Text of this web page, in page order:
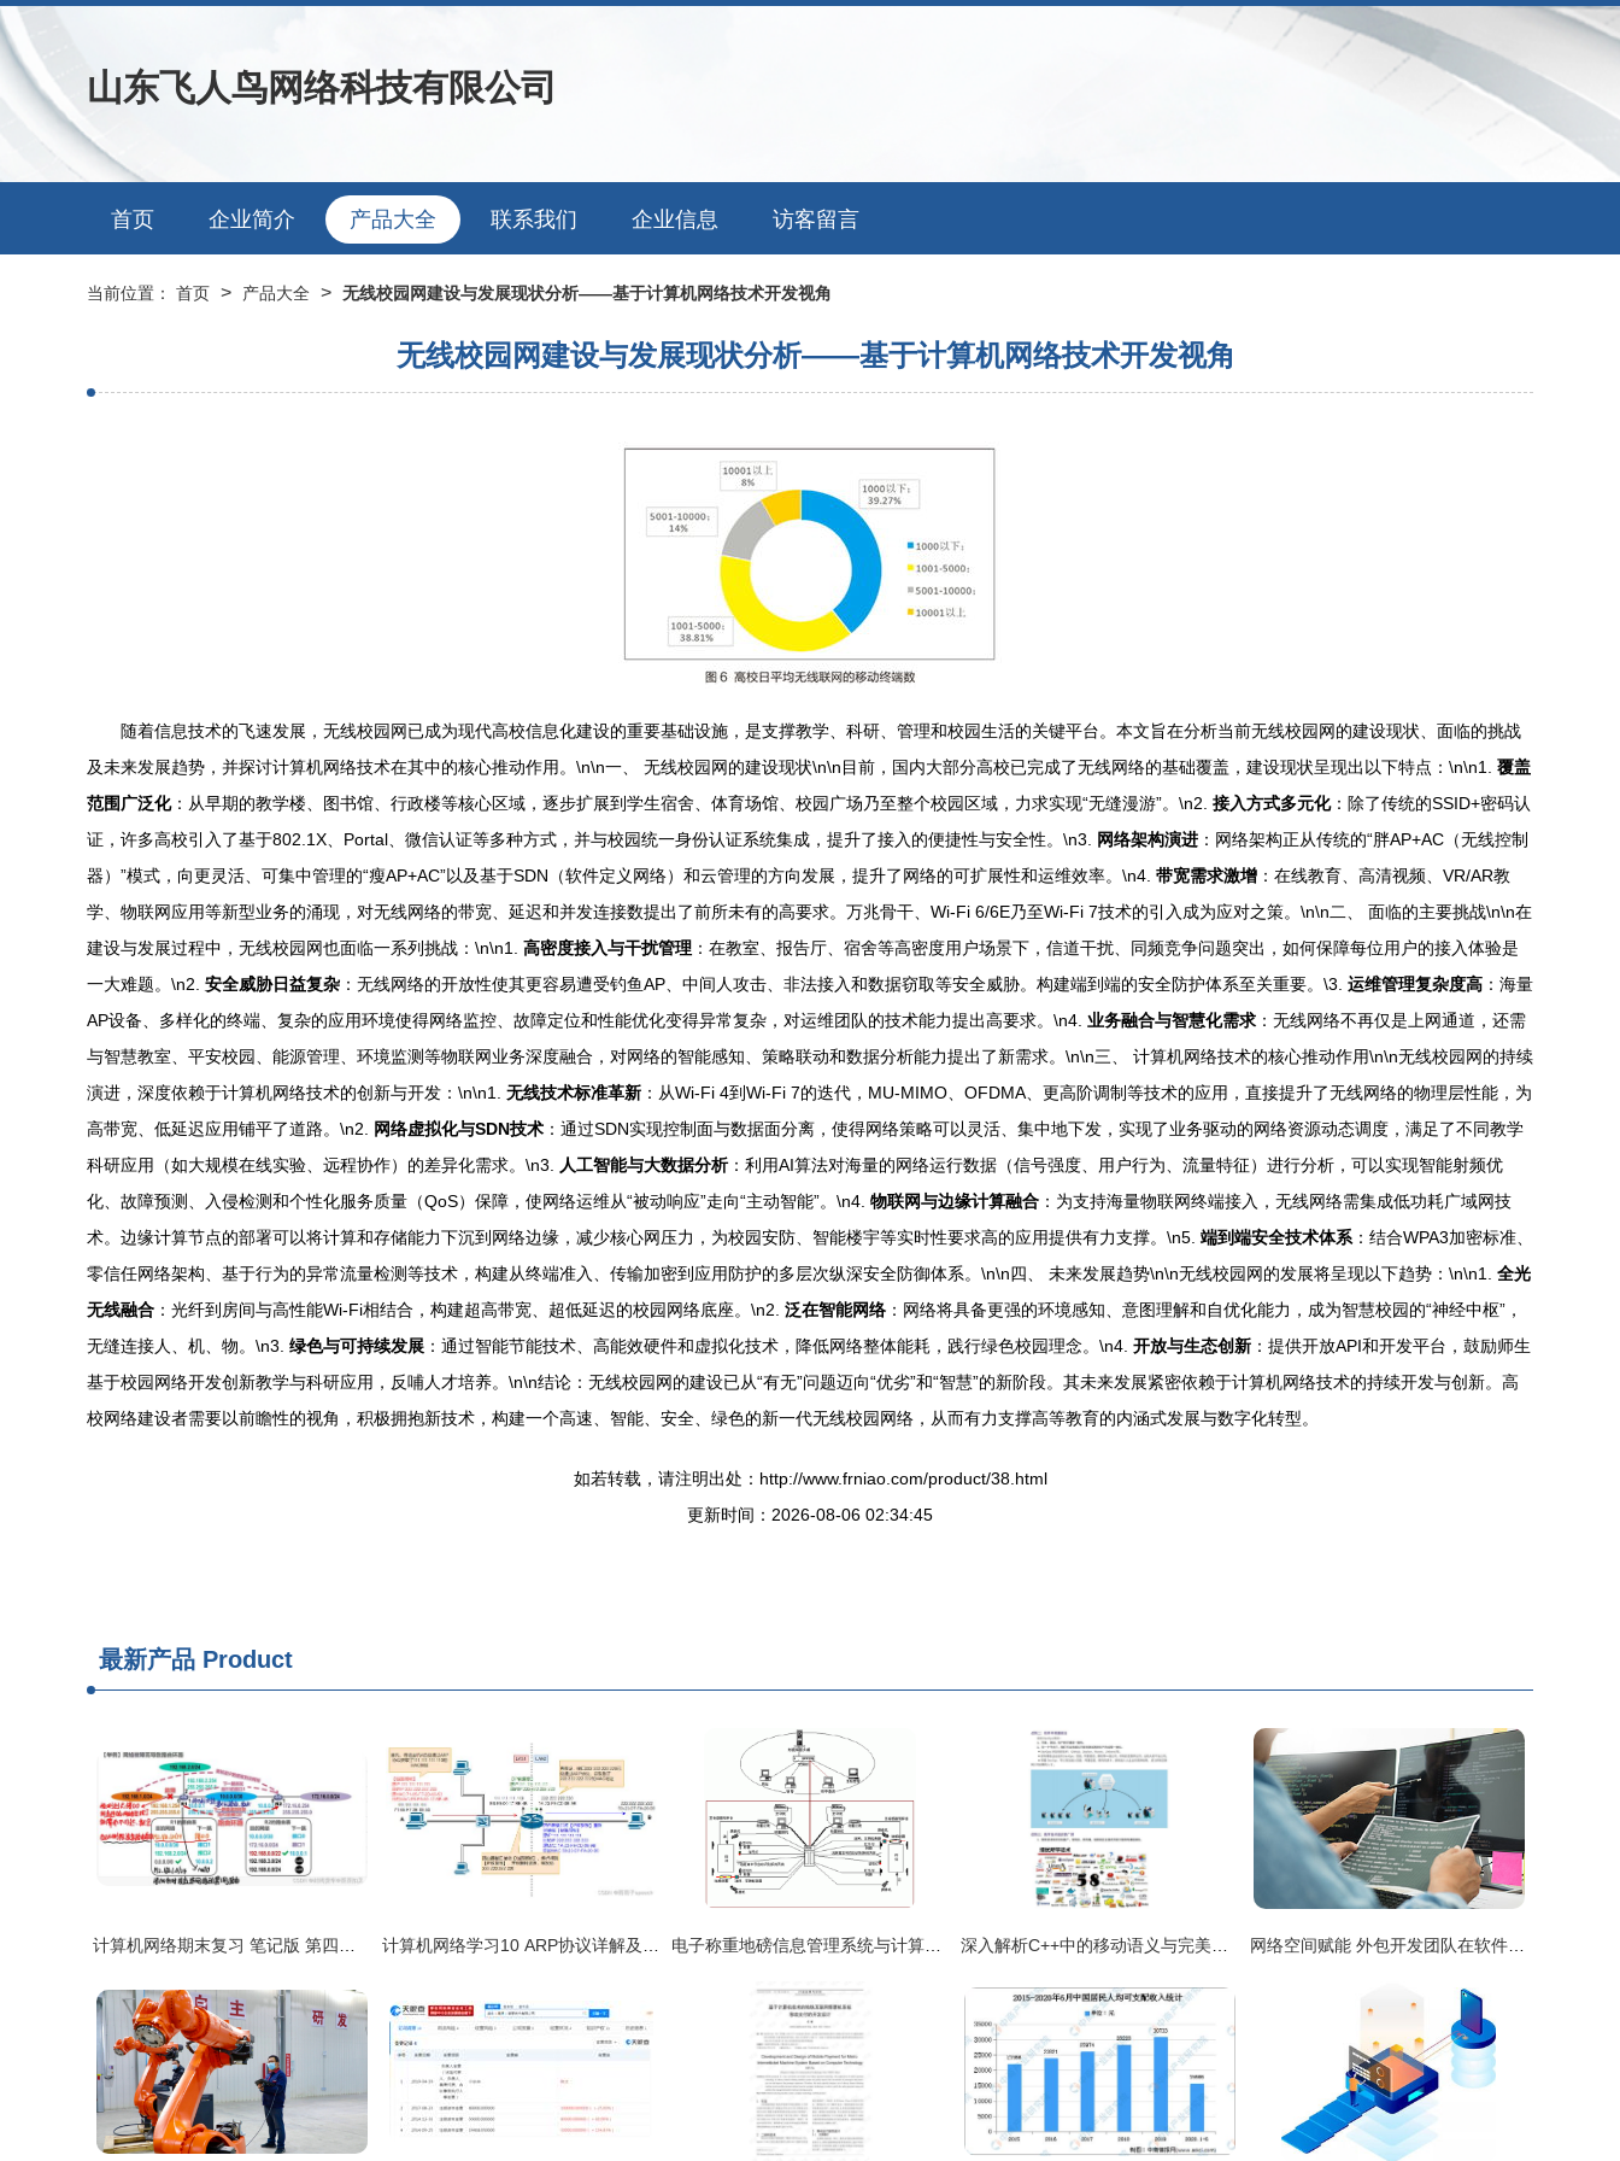
山东飞人鸟网络科技有限公司
首页 企业简介 产品大全 联系我们 企业信息 访客留言
当前位置： 首页 > 产品大全 > 无线校园网建设与发展现状分析——基于计算机网络技术开发视角
无线校园网建设与发展现状分析——基于计算机网络技术开发视角
随着信息技术的飞速发展，无线校园网已成为现代高校信息化建设的重要基础设施，是支撑教学、科研、管理和校园生活的关键平台。本文旨在分析当前无线校园网的建设现状、面临的挑战
及未来发展趋势，并探讨计算机网络技术在其中的核心推动作用。\n\n一、 无线校园网的建设现状\n\n目前，国内大部分高校已完成了无线网络的基础覆盖，建设现状呈现出以下特点：\n\n1. 覆盖
范围广泛化：从早期的教学楼、图书馆、行政楼等核心区域，逐步扩展到学生宿舍、体育场馆、校园广场乃至整个校园区域，力求实现“无缝漫游”。\n2. 接入方式多元化：除了传统的SSID+密码认
证，许多高校引入了基于802.1X、Portal、微信认证等多种方式，并与校园统一身份认证系统集成，提升了接入的便捷性与安全性。\n3.
网络架构演进 ：网络架构正从传统的“胖AP+AC（无线控制
器）”模式，向更灵活、可集中管理的“瘦AP+AC”以及基于SDN（软件定义网络）和云管理的方向发展，提升了网络的可扩展性和运维效率。\n4. 带宽需求激增 ：在线教育、高清视频、VR/AR教
学、物联网应用等新型业务的涌现，对无线网络的带宽、延迟和并发连接数提出了前所未有的高要求。万兆骨干、Wi-Fi 6/6E乃至Wi-Fi 7技术的引入成为应对之策。\n\n二、 面临的主要挑战\n\n在
建设与发展过程中，无线校园网也面临一系列挑战：\n\n1. 高密度接入与干扰管理 ：在教室、报告厅、宿舍等高密度用户场景下，信道干扰、同频竞争问题突出，如何保障每位用户的接入体验是
一大难题。\n2. 安全威胁日益复杂 ：无线网络的开放性使其更容易遭受钓鱼AP、中间人攻击、非法接入和数据窃取等安全威胁。构建端到端的安全防护体系至关重要。\3. 运维管理复杂度高 ：海量
AP设备、多样化的终端、复杂的应用环境使得网络监控、故障定位和性能优化变得异常复杂，对运维团队的技术能力提出高要求。\n4. 业务融合与智慧化需求 ：无线网络不再仅是上网通道，还需
与智慧教室、平安校园、能源管理、环境监测等物联网业务深度融合，对网络的智能感知、策略联动和数据分析能力提出了新需求。\n\n三、 计算机网络技术的核心推动作用\n\n无线校园网的持续
演进，深度依赖于计算机网络技术的创新与开发：\n\n1. 无线技术标准革新 ：从Wi-Fi 4到Wi-Fi 7的迭代，MU-MIMO、OFDMA、更高阶调制等技术的应用，直接提升了无线网络的物理层性能，为
高带宽、低延迟应用铺平了道路。\n2.
网络虚拟化与SDN技术 ：通过SDN实现控制面与数据面分离，使得网络策略可以灵活、集中地下发，实现了业务驱动的网络资源动态调度，满足了不同教学
科研应用（如大规模在线实验、远程协作）的差异化需求。\n3.
人工智能与大数据分析：利用AI算法对海量的网络运行数据（信号强度、用户行为、流量特征）进行分析，可以实现智能射频优
化、故障预测、入侵检测和个性化服务质量（QoS）保障，使网络运维从“被动响应”走向“主动智能”。\n4. 物联网与边缘计算融合 ：为支持海量物联网终端接入，无线网络需集成低功耗广域网技
术。边缘计算节点的部署可以将计算和存储能力下沉到网络边缘，减少核心网压力，为校园安防、智能楼宇等实时性要求高的应用提供有力支撑。\n5. 端到端安全技术体系 ：结合WPA3加密标准、
零信任网络架构、基于行为的异常流量检测等技术，构建从终端准入、传输加密到应用防护的多层次纵深安全防御体系。\n\n四、 未来发展趋势\n\n无线校园网的发展将呈现以下趋势：\n\n1. 全光
无线融合 ：光纤到房间与高性能Wi-Fi相结合，构建超高带宽、超低延迟的校园网络底座。\n2. 泛在智能网络 ：网络将具备更强的环境感知、意图理解和自优化能力，成为智慧校园的“神经中枢”，
无缝连接人、机、物。\n3. 绿色与可持续发展 ：通过智能节能技术、高能效硬件和虚拟化技术，降低网络整体能耗，践行绿色校园理念。\n4. 开放与生态创新 ：提供开放API和开发平台，鼓励师生
基于校园网络开发创新教学与科研应用，反哺人才培养。\n\n结论：无线校园网的建设已从“有无”问题迈向“优劣”和“智慧”的新阶段。其未来发展紧密依赖于计算机网络技术的持续开发与创新。高
校网络建设者需要以前瞻性的视角，积极拥抱新技术，构建一个高速、智能、安全、绿色的新一代无线校园网络，从而有力支撑高等教育的内涵式发展与数字化转型。
如若转载，请注明出处：http://www.frniao.com/product/38.html
更新时间：2026-08-06 02:34:45
最新产品 Product